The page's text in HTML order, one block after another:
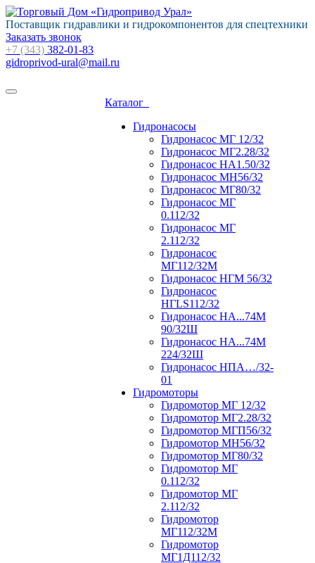
Поставщик гидравлики и гидрокомпонентов для спецтехники
Заказать звонок
+7 (343) 382-01-83
gidroprivod-ural@mail.ru
Каталог
Гидронасосы
Гидронасос МГ 12/32
Гидронасос МГ2.28/32
Гидронасос НА1.50/32
Гидронасос МН56/32
Гидронасос МГ80/32
Гидронасос МГ
0.112/32
Гидронасос МГ
2.112/32
Гидронасос
МГ112/32М
Гидронасос НГМ 56/32
Гидронасос
НГLS112/32
Гидронасос НА...74М
90/32Ш
Гидронасос НА...74М
224/32Ш
Гидронасос НПА…/32-
01
Гидромоторы
Гидромотор МГ 12/32
Гидромотор МГ2.28/32
Гидромотор МГП56/32
Гидромотор МН56/32
Гидромотор МГ80/32
Гидромотор МГ
0.112/32
Гидромотор МГ
2.112/32
Гидромотор
МГ112/32М
Гидромотор
МГ1Д112/32